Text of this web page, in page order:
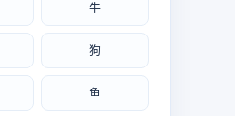
牛
狗
鱼